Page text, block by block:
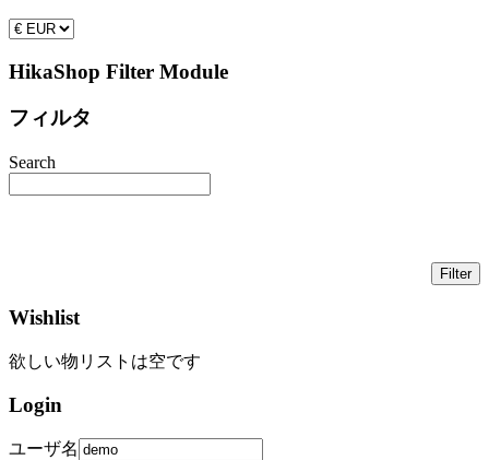
HikaShop Filter Module
フィルタ
Search
Wishlist
欲しい物リストは空です
Login
ユーザ名